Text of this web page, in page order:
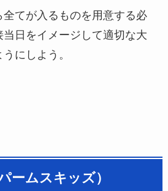
てが入るものを用意する必
日をイメージして適切な大
にしよう。
ームスキッズ）